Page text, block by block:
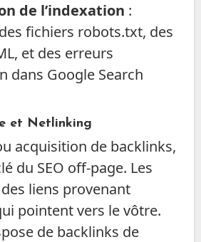
de l’indexation :
fichiers robots.txt, des
et des erreurs
dans Google Search
et Netlinking
acquisition de backlinks,
du SEO off-page. Les
liens provenant
pointent vers le vôtre.
de backlinks de